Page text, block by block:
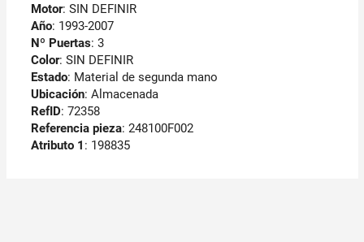
Motor: SIN DEFINIR
Año: 1993-2007
Nº Puertas: 3
Color: SIN DEFINIR
Estado: Material de segunda mano
Ubicación: Almacenada
RefID: 72358
Referencia pieza: 248100F002
Atributo 1 : 198835